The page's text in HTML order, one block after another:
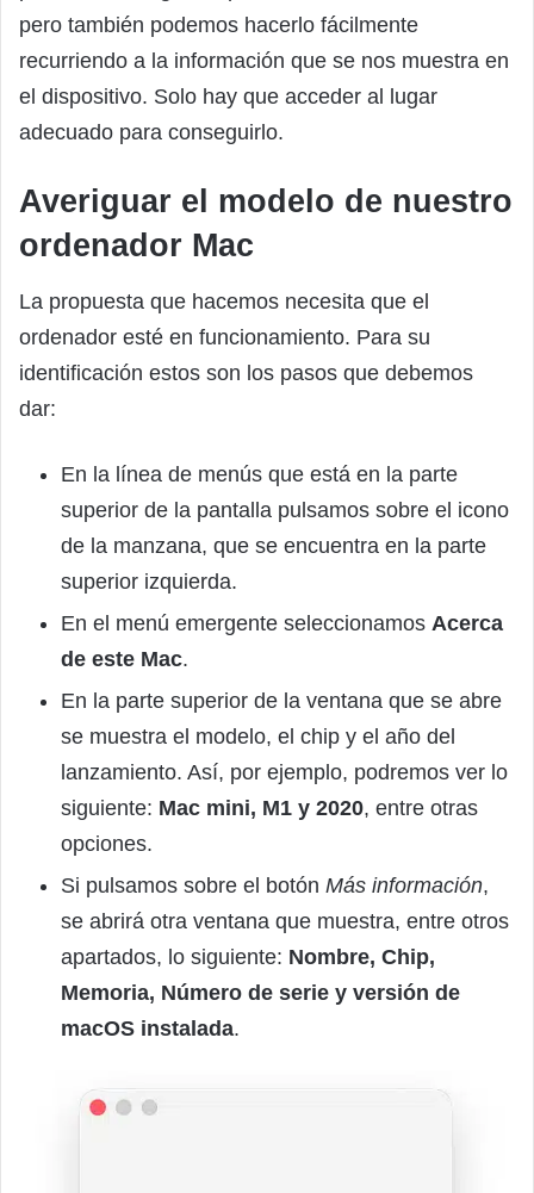
pero también podemos hacerlo fácilmente
recurriendo a la información que se nos muestra en
el dispositivo. Solo hay que acceder al lugar
adecuado para conseguirlo.
Averiguar el modelo de nuestro
ordenador Mac
La propuesta que hacemos necesita que el
ordenador esté en funcionamiento. Para su
identificación estos son los pasos que debemos
dar:
En la línea de menús que está en la parte
superior de la pantalla pulsamos sobre el icono
de la manzana, que se encuentra en la parte
superior izquierda.
En el menú emergente seleccionamos Acerca
de este Mac.
En la parte superior de la ventana que se abre
se muestra el modelo, el chip y el año del
lanzamiento. Así, por ejemplo, podremos ver lo
siguiente: Mac mini, M1 y 2020, entre otras
opciones.
Si pulsamos sobre el botón Más información,
se abrirá otra ventana que muestra, entre otros
apartados, lo siguiente: Nombre, Chip,
Memoria, Número de serie y versión de
macOS instalada.